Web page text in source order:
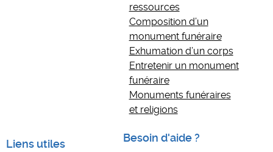
ressources
Composition d’un
monument funéraire
Exhumation d’un corps
Entretenir un monument
funéraire
Monuments funéraires
et religions
Liens utiles Besoin d'aide ?